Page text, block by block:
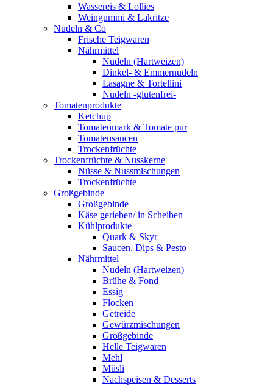
Wassereis & Lollies
Weingummi & Lakritze
Nudeln & Co
Frische Teigwaren
Nährmittel
Nudeln (Hartweizen)
Dinkel- & Emmernudeln
Lasagne & Tortellini
Nudeln -glutenfrei-
Tomatenprodukte
Ketchup
Tomatenmark & Tomate pur
Tomatensaucen
Trockenfrüchte
Trockenfrüchte & Nusskerne
Nüsse & Nussmischungen
Trockenfrüchte
Großgebinde
Großgebinde
Käse gerieben/ in Scheiben
Kühlprodukte
Quark & Skyr
Saucen, Dips & Pesto
Nährmittel
Nudeln (Hartweizen)
Brühe & Fond
Essig
Flocken
Getreide
Gewürzmischungen
Großgebinde
Helle Teigwaren
Mehl
Müsli
Nachspeisen & Desserts